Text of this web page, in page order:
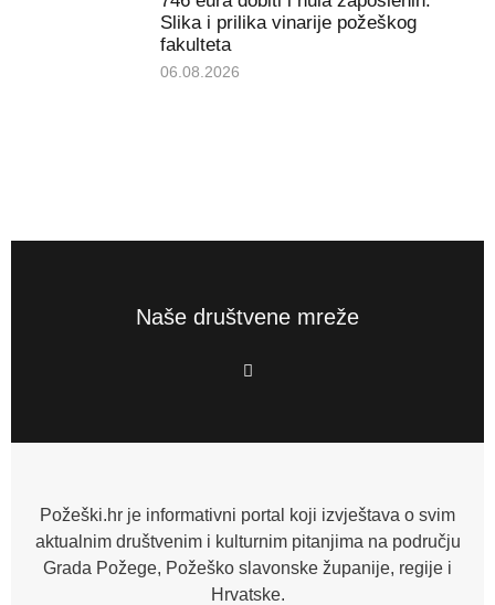
Slika i prilika vinarije požeškog
fakulteta
06.08.2026
Naše društvene mreže
F
a
o
f
Požeški.hr je informativni portal koji izvještava o svim
aktualnim društvenim i kulturnim pitanjima na području
Grada Požege, Požeško slavonske županije, regije i
Hrvatske.